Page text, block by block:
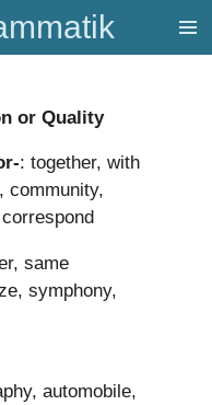
or Quality
: together, with
community,
same
symphony,
automobile,